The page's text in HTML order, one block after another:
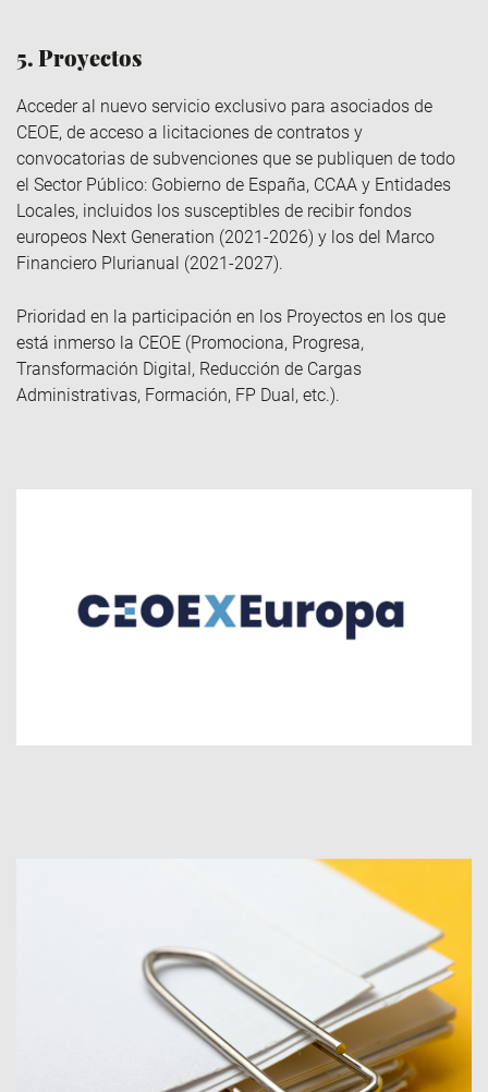
5. Proyectos
Acceder al nuevo servicio exclusivo para asociados de
CEOE, de acceso a licitaciones de contratos y
convocatorias de subvenciones que se publiquen de todo
el Sector Público: Gobierno de España, CCAA y Entidades
Locales, incluidos los susceptibles de recibir fondos
europeos Next Generation (2021-2026) y los del Marco
Financiero Plurianual (2021-2027).
Prioridad en la participación en los Proyectos en los que
está inmerso la CEOE (Promociona, Progresa,
Transformación Digital, Reducción de Cargas
Administrativas, Formación, FP Dual, etc.).